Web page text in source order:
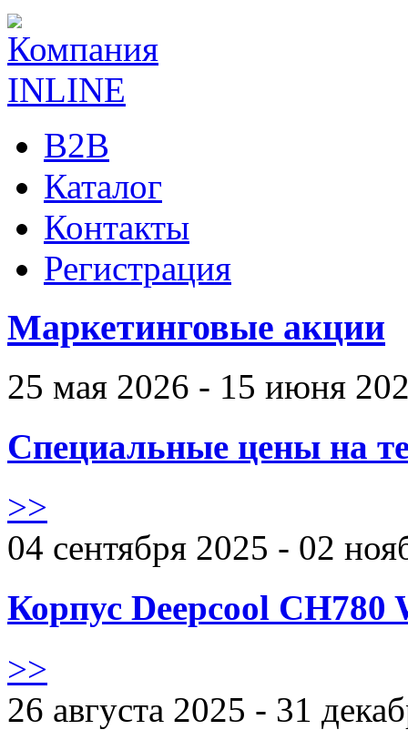
B2B
Каталог
Контакты
Регистрация
Маркетинговые акции
25 мая 2026 - 15 июня
Специальные цены на
>>
04 сентября 2025 - 02
Корпус Deepcool CH780
>>
26 августа 2025 - 31